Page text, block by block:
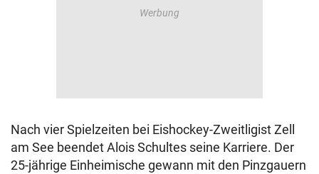
Nach vier Spielzeiten bei Eishockey-Zweitligist Zell
am See beendet Alois Schultes seine Karriere. Der
25-jährige Einheimische gewann mit den Pinzgauern